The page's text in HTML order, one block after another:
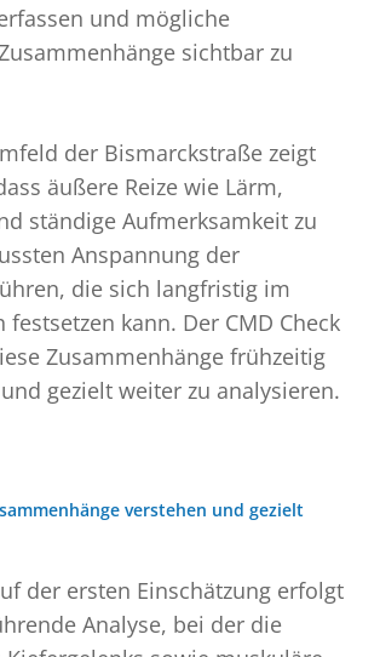
und mögliche
sichtbar zu
der Bismarckstraße zeigt
äußere Reize wie Lärm,
ständige Aufmerksamkeit zu
Anspannung der
die sich langfristig im
festsetzen kann. Der CMD Check
Zusammenhänge frühzeitig
gezielt weiter zu analysieren.
verstehen und gezielt
der ersten Einschätzung erfolgt
Analyse, bei der die